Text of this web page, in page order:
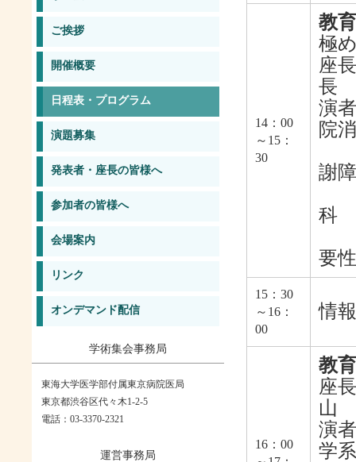
ご挨拶
開催概要
日程表・プログラム
演題募集
発表者・座長の皆様へ
参加者の皆様へ
会場案内
リンク
オンデマンド配信
学術集会事務局
東海大学医学部付属東京病院医局
東京都渋谷区代々木1-2-5
電話：03-3370-2321
運営事務局
14：00
～15：
30
教
極
座
長
演
院
謝
科
要
15：30
～16：
00
情
16：00
教
座
山
演
学